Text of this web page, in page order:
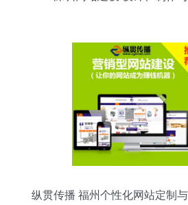
纵贯传播 福州个性化网站定制